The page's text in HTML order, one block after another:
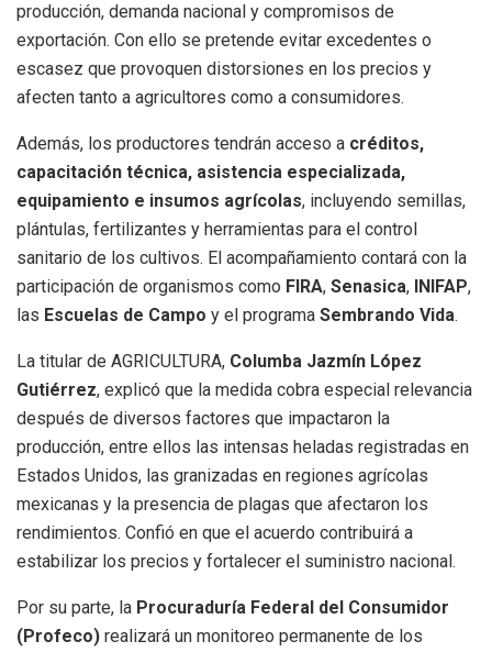
producción, demanda nacional y compromisos de
exportación. Con ello se pretende evitar excedentes o
escasez que provoquen distorsiones en los precios y
afecten tanto a agricultores como a consumidores.
Además, los productores tendrán acceso a créditos,
capacitación técnica, asistencia especializada,
equipamiento e insumos agrícolas, incluyendo semillas,
plántulas, fertilizantes y herramientas para el control
sanitario de los cultivos. El acompañamiento contará con la
participación de organismos como FIRA, Senasica, INIFAP,
las Escuelas de Campo y el programa Sembrando Vida.
La titular de AGRICULTURA, Columba Jazmín López
Gutiérrez, explicó que la medida cobra especial relevancia
después de diversos factores que impactaron la
producción, entre ellos las intensas heladas registradas en
Estados Unidos, las granizadas en regiones agrícolas
mexicanas y la presencia de plagas que afectaron los
rendimientos. Confió en que el acuerdo contribuirá a
estabilizar los precios y fortalecer el suministro nacional.
Por su parte, la Procuraduría Federal del Consumidor
(Profeco) realizará un monitoreo permanente de los